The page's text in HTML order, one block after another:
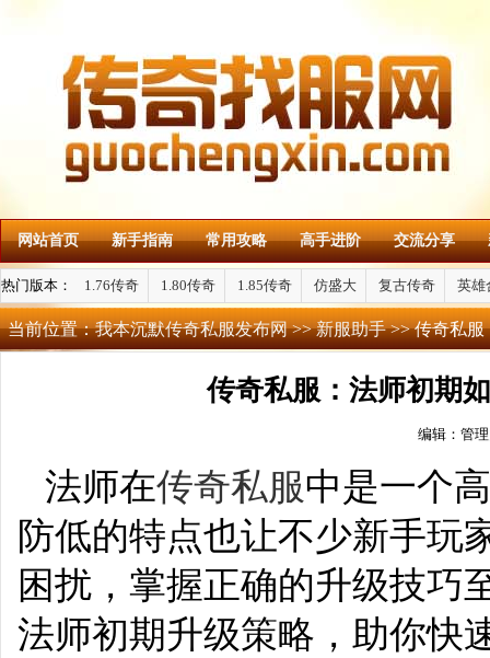
网站首页 新手指南 常用攻略 高手进阶 交流分享
热门版本： 1.76传奇 1.80传奇 1.85传奇 仿盛大 复古传奇 英雄
当前位置：我本沉默传奇私服发布网>>新服助手>> 传奇私服
传奇私服：法师初期
编辑：管
法师在传奇私服中是一个
防低的特点也让不少新手玩
困扰，掌握正确的升级技巧
法师初期升级策略，助你快